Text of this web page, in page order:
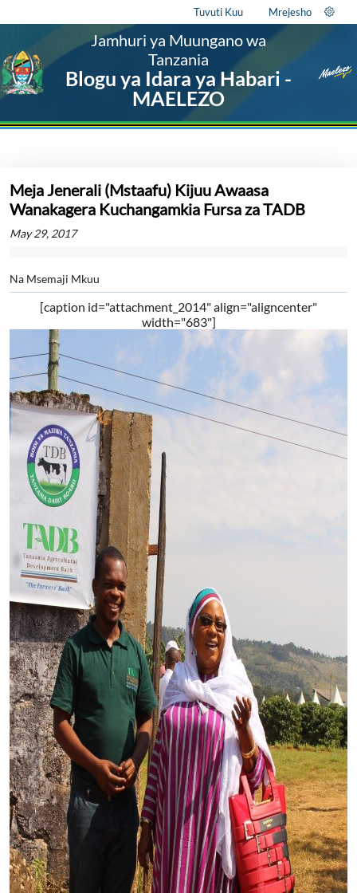
Tuvuti Kuu Mrejesho
Jamhuri ya Muungano wa
Tanzania
Blogu ya Idara ya Habari -
MAELEZO
Meja Jenerali (Mstaafu) Kijuu Awaasa
Wanakagera Kuchangamkia Fursa za TADB
May 29, 2017
Na Msemaji Mkuu
[caption id="attachment_2014" align="aligncenter"
width="683"]